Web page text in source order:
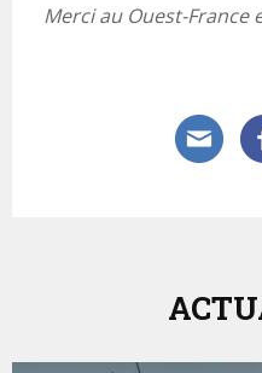
Merci au Ouest-France